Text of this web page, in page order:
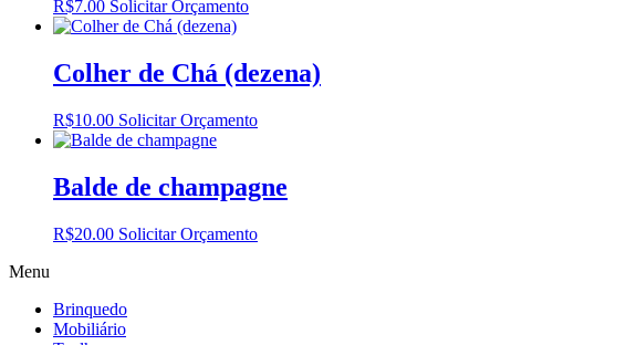
R$7.00 Solicitar Orçamento
Colher de Chá (dezena)
R$10.00 Solicitar Orçamento
Balde de champagne
R$20.00 Solicitar Orçamento
Menu
Brinquedo
Mobiliário